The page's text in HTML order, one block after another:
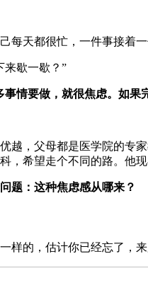
每天都很忙，一件事接着
来歇一歇？”
情要做，就很焦虑。如果
越，父母都是医学院的专
，希望走个不同的路。他
题：这种焦虑感从哪来？
样的，估计你已经忘了，